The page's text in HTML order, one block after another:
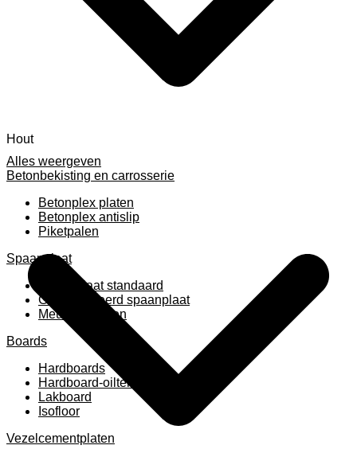
Alles weergeven
Betonbekisting en carrosserie
Betonplex platen
Betonplex antislip
Piketpalen
Spaanplaat
Spaanplaat standaard
Geplastificeerd spaanplaat
Meubelpanelen
Boards
Hardboards
Hardboard-oiltemperated
Lakboard
Isofloor
Vezelcementplaten
Hout